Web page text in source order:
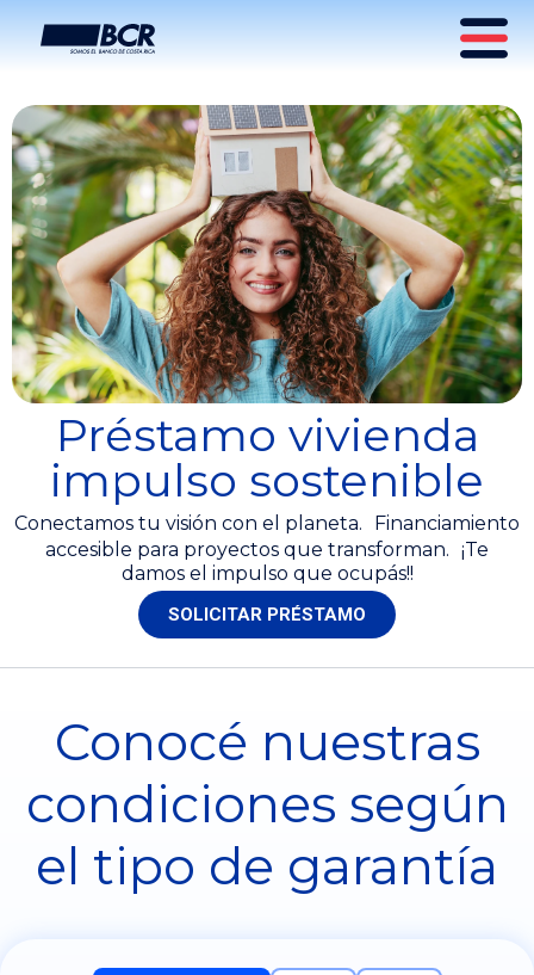
Préstamo vivienda
impulso sostenible
Conectamos tu visión con el planeta. Financiamiento
accesible para proyectos que transforman. ¡Te
damos el impulso que ocupás!!
SOLICITAR PRÉSTAMO
Conocé nuestras
condiciones según
el tipo de garantía